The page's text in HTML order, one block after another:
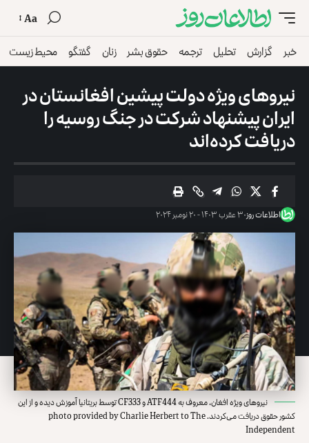
Aa
خبر گزارش تحلیل ترجمه حقوق بشر زنان گفتگو محیط زیست
نیروهای ویژه دولت پیشین افغانستان در
ایران پیشنهاد شرکت در جنگ روسیه را
دریافت کرده‌اند
اطلاعات روز۳۰ عقرب ۱۴۰۳ - ۲۰ نومبر ۲۰۲۴
نیروهای ویژه افغان، معروف به ATF444 و CF333 توسط بریتانیا آموزش دیده و از این
کشور حقوق دریافت می‌کردند. photo provided by Charlie Herbert to The
Independent